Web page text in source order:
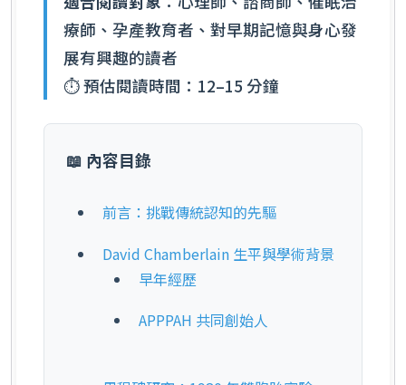
療師、孕產教育者、對早期記憶與身心發
展有興趣的讀者
⏱ 預估閱讀時間：12–15 分鐘
📖 內容目錄
前言：挑戰傳統認知的先驅
David Chamberlain 生平與學術背景
早年經歷
APPPAH 共同創始人